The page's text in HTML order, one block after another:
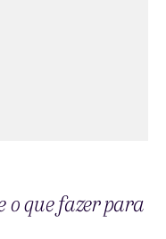
o que fazer para